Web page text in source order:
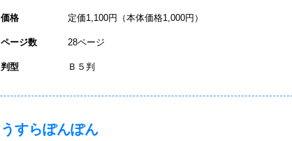
価格 定価1,100円（本体価格1,000円）
ページ数 28ページ
判型 Ｂ５判
うすらぽんぽん